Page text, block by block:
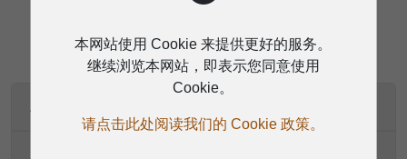
A150.4技术规格
A300.4/A500.4技术规格
本网站使用 Cookie 来提供更好的服务。
继续浏览本网站，即表示您同意使用
Cookie。
请点击此处阅读我们的 Cookie 政策。